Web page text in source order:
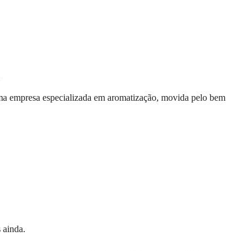
empresa especializada em aromatização, movida pelo
ainda.